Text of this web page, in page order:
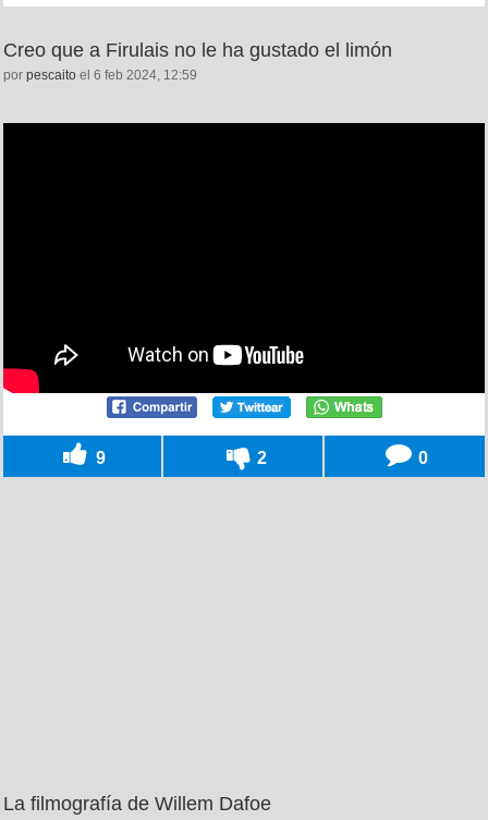
Creo que a Firulais no le ha gustado el limón
por pescaito el 6 feb 2024, 12:59
9 2 0
La filmografía de Willem Dafoe